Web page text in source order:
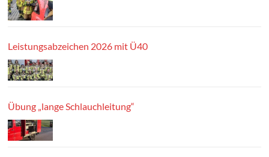
Leistungsabzeichen 2026 mit Ü40
Übung „lange Schlauchleitung“